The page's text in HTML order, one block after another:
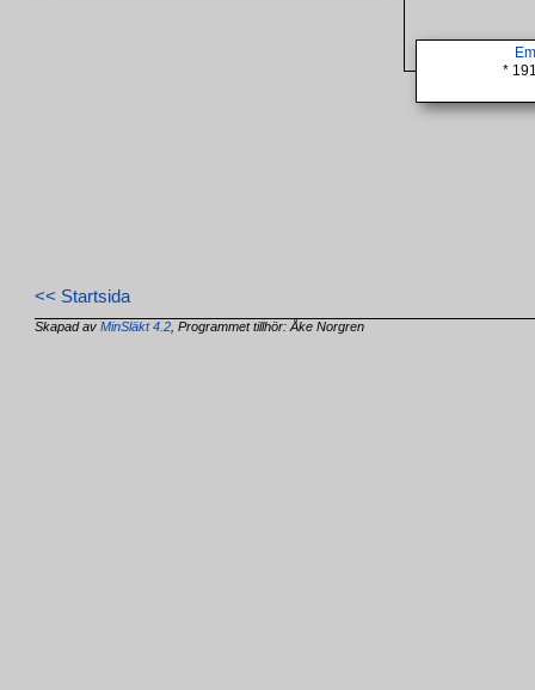
*
<< Startsida
Skapad avMinSläkt 4.2 , Programmet tillhör: Åke Norgren